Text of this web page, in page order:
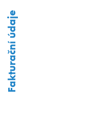
Fakturační údaje